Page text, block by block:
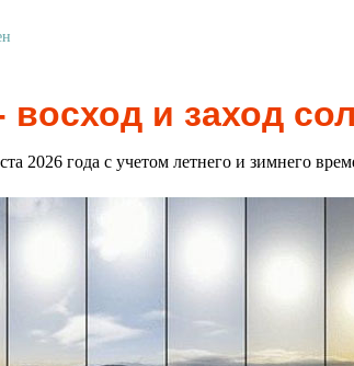
и заход
2026 года с учетом летнего и зимнего